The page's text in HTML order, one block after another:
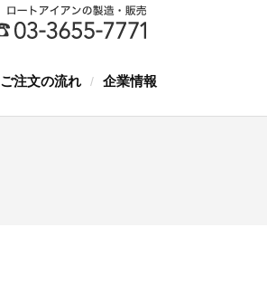
ご注文の流れ / 企業情報